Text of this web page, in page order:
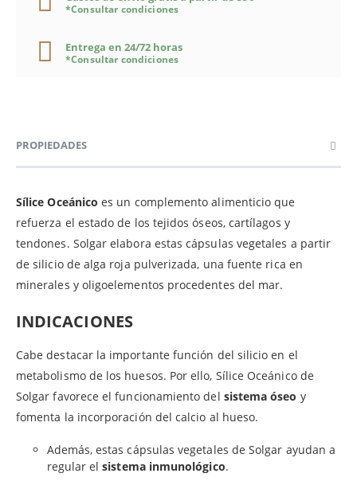
*Consultar condiciones
Entrega en 24/72 horas
*Consultar condiciones
PROPIEDADES
Sílice Oceánico es un complemento alimenticio que
refuerza el estado de los tejidos óseos, cartílagos y
tendones. Solgar elabora estas cápsulas vegetales a partir
de silicio de alga roja pulverizada, una fuente rica en
minerales y oligoelementos procedentes del mar.
INDICACIONES
Cabe destacar la importante función del silicio en el
metabolismo de los huesos. Por ello, Sílice Oceánico de
Solgar favorece el funcionamiento del sistema óseo y
fomenta la incorporación del calcio al hueso.
Además, estas cápsulas vegetales de Solgar ayudan a
regular elsistema inmunológico.